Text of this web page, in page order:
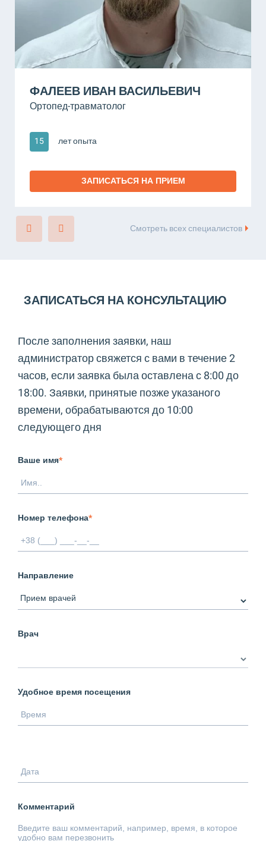
ФАЛЕЕВ ИВАН ВАСИЛЬЕВИЧ
Ортопед-травматолог
15 лет опыта
ЗАПИСАТЬСЯ НА ПРИЕМ
Смотреть всех специалистов
ЗАПИСАТЬСЯ НА КОНСУЛЬТАЦИЮ
После заполнения заявки, наш
администратор свяжется с вами в течение 2
часов, если заявка была оставлена с 8:00 до
18:00. Заявки, принятые позже указаного
времени, обрабатываются до 10:00
следующего дня
Ваше имя*
Номер телефона*
Направление
Врач
Удобное время посещения
Комментарий